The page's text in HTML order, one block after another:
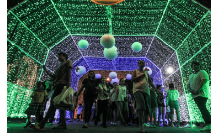
ค้นหา